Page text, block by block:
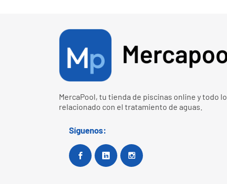
MercaPool, tu tienda de piscinas online y todo lo
relacionado con el tratamiento de aguas.
Síguenos:
Facebook Google+